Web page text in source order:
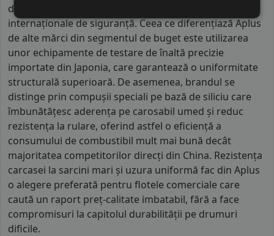
datorită respectării stricte a standardelor
internaționale de siguranță. Ceea ce diferențiază Aplus
de alte mărci din segmentul de buget este utilizarea
unor echipamente de testare de înaltă precizie
importate din Japonia, care garantează o uniformitate
structurală superioară. De asemenea, brandul se
distinge prin compușii speciali pe bază de siliciu care
îmbunătățesc aderența pe carosabil umed și reduc
rezistența la rulare, oferind astfel o eficiență a
consumului de combustibil mult mai bună decât
majoritatea competitorilor direcți din China. Rezistența
carcasei la sarcini mari și uzura uniformă fac din Aplus
o alegere preferată pentru flotele comerciale care
caută un raport preț-calitate imbatabil, fără a face
compromisuri la capitolul durabilității pe drumuri
dificile.